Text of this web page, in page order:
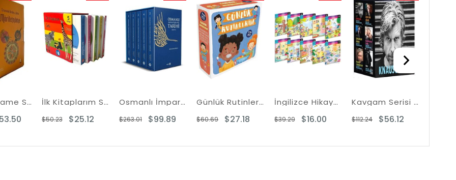
Marifetname Seti - 2 Kitap Takım - Kutulu
Rabatt
%48Rabatt
İlk Kitaplarım Seti - 5 Kitap Takım
$25.12
$50.23
%50Rabatt
Osmanlı İmparatorluğu Tarihi 1300 - 1912 Seti - 5 Kitap Takım
$99.89
$263.01
Rabatt
%62Rabatt
Günlük Rutinlerim Seti - 5 Kitap Takım
$27.18
$60.69
Rabatt
%55Rabatt
İngilizce Hikaye Seti (10 Kitap) İlkokul 2.Sınıf Karekod Dinlemeli
$16.00
$39.29
%59Rabatt
Kavgam Serisi Seti - 6 Kitap Takım
$56.12
$112.24
Rabatt
%50Rabatt